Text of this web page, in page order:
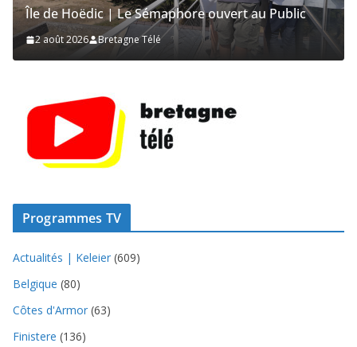
| Le Sémaphore ouvert au Public
Bretagne Télé
Île de Hoëdic
2 août 2026
Programmes TV
Actualités | Keleier (609)
Belgique (80)
Côtes d'Armor (63)
Finistere (136)